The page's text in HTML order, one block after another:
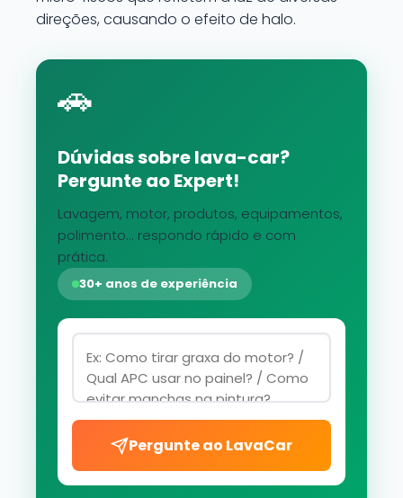
direções, causando o efeito de halo.
🚗
Dúvidas sobre lava-car?
Pergunte ao Expert!
Lavagem, motor, produtos, equipamentos,
polimento... respondo rápido e com
prática.
30+ anos de experiência
Pergunte ao LavaCar